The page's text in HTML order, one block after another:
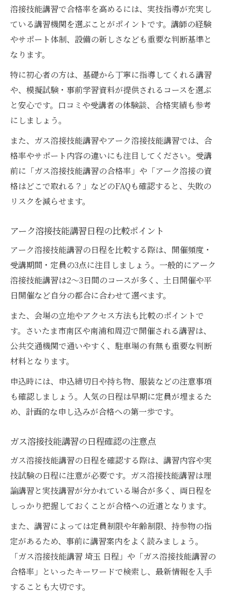
溶接技能講習で合格率を高めるには、実技指導が充実し
ている講習機関を選ぶことがポイントです。講師の経験
やサポート体制、設備の新しさなども重要な判断基準と
なります。
特に初心者の方は、基礎から丁寧に指導してくれる講習
や、模擬試験・事前学習資料が提供されるコースを選ぶ
と安心です。口コミや受講者の体験談、合格実績も参考
にしましょう。
また、ガス溶接技能講習やアーク溶接技能講習では、合
格率やサポート内容の違いにも注目してください。受講
前に「ガス溶接技能講習の合格率」や「アーク溶接の資
格はどこで取れる？」などのFAQも確認すると、失敗の
リスクを減らせます。
アーク溶接技能講習日程の比較ポイント
アーク溶接技能講習の日程を比較する際は、開催頻度・
受講期間・定員の3点に注目しましょう。一般的にアーク
溶接技能講習は2～3日間のコースが多く、土日開催や平
日開催など自分の都合に合わせて選べます。
また、会場の立地やアクセス方法も比較のポイントで
す。さいたま市南区や南浦和周辺で開催される講習は、
公共交通機関で通いやすく、駐車場の有無も重要な判断
材料となります。
申込時には、申込締切日や持ち物、服装などの注意事項
も確認しましょう。人気の日程は早期に定員が埋まるた
め、計画的な申し込みが合格への第一歩です。
ガス溶接技能講習の日程確認の注意点
ガス溶接技能講習の日程を確認する際は、講習内容や実
技試験の日程に注意が必要です。ガス溶接技能講習は理
論講習と実技講習が分かれている場合が多く、両日程を
しっかり把握しておくことが合格への近道となります。
また、講習によっては定員制限や年齢制限、持参物の指
定があるため、事前に講習案内をよく読みましょう。
「ガス溶接技能講習 埼玉 日程」や「ガス溶接技能講習の
合格率」といったキーワードで検索し、最新情報を入手
することも大切です。